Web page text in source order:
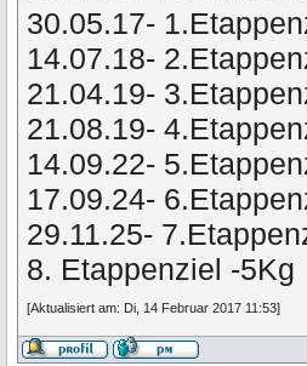
30.05.17-
14.07.18-
21.04.19-
21.08.19-
14.09.22-
17.09.24-
29.11.25-
8. Etappenziel -5Kg
[Aktualisiert am: Di, 14 Februar 2017 11:53]